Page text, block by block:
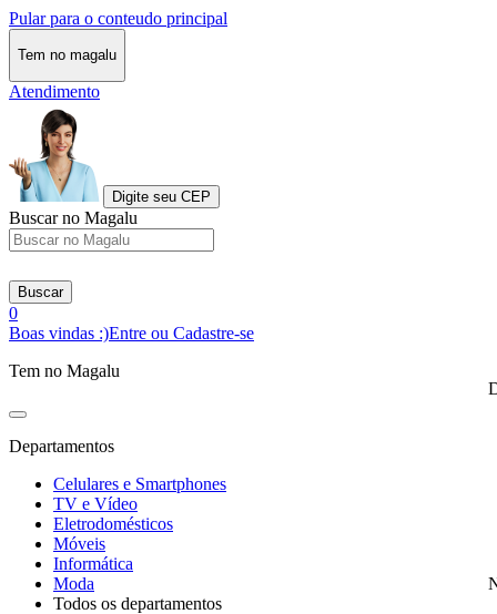
Pular para o conteudo principal
Tem no magalu
Atendimento
Digite seu CEP
Buscar no Magalu
Buscar
0
Boas vindas :)Entre ou Cadastre-se
Tem no Magalu
Departamentos
Celulares e Smartphones
TV e Vídeo
Eletrodomésticos
Móveis
Informática
Moda
Todos os departamentos